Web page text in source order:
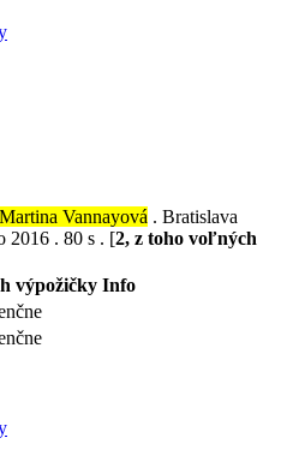
Martina Vannayová . Bratislava
2016 . 80 s . [2, z toho voľných
výpožičky Info